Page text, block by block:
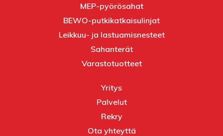
MEP-pyörösahat
BEWO-putkikatkaisulinjat
Leikkuu- ja lastuamisnesteet
Sahanterät
Varastotuotteet
Yritys
Palvelut
Rekry
Ota yhteyttä